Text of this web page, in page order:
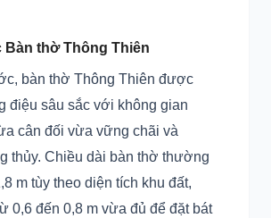
Bàn thờ Thông Thiên
bàn thờ Thông Thiên được
điệu sâu sắc với không gian
cân đối vừa vững chãi và
thủy. Chiều dài bàn thờ thường
m tùy theo diện tích khu đất,
0,6 đến 0,8 m vừa đủ để đặt bát